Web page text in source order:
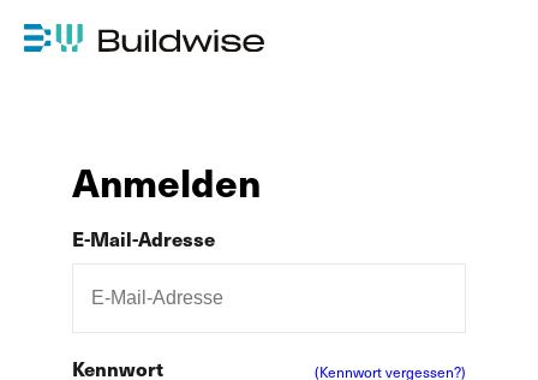
Anmelden
E-Mail-Adresse
Kennwort (Kennwort vergessen?)